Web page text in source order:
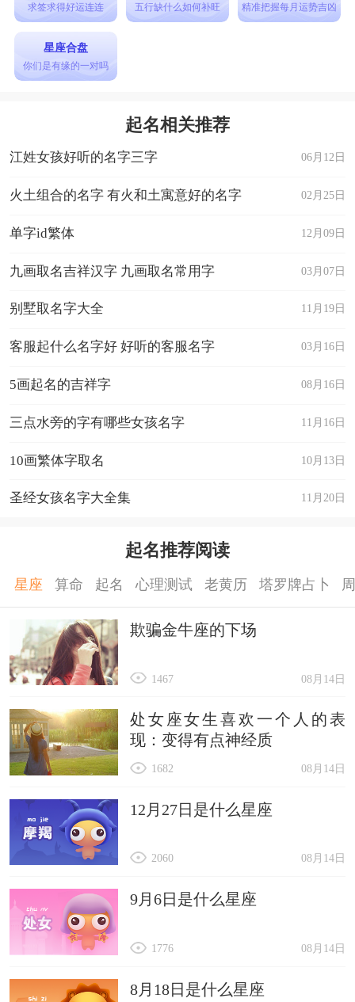
的字给男孩取名，要符合好名字的条件，那么选字
的时候，那些拥有着不好含义的草字头字就不要
用，应选择那些带有美好含义的字来给男孩取名。
芊，五行属木，本义草木茂盛的样子，用于人名，
寓意生机盎然、美丽坚强、生机勃勃、青春活力，
表示女孩健康活泼，生命力旺盛，充满活力。
为果实累累的样子。用于人名，寓意美丽漂亮、优
秀出众、善良顽强、气质出众、纯真美好。
慧、冰清玉洁、淡雅清爽、国色天香、品格高尚。
茹，五行属木，本义是指喂牛马。《诗·大雅·庶
《广雅·释诂二》：“茹·贪也。”进一步引申为贪、
恣。还可引申为包含、柔软、腐臭、猜度等义。用
萱，五行属木，本义萱草，多年生草本植物。花黄
红色，可供食 用和观赏。用于人名，寓意聪明美
丽、天生丽质、秀外慧中、高雅纯洁、兰心蕙质、
自由快乐、无忧无虑。
若，五行属木，本义是顺从或假设之意，通常在诗
尚的含义。用于人名，寓意寓意文雅、风度、气
质、美丽之义，给女孩取名，突显女孩温婉娇媚、
仙气飘飘的特质，让人心生怜爱。
求签求得好运连连 五行缺什么如何补旺 精准把握每月运势吉凶
星座合盘
你们是有缘的一对吗
起名相关推荐
06月12日
江姓女孩好听的名字三字
02月25日
火土组合的名字 有火和土寓意好的名字
12月09日
单字id繁体
03月07日
九画取名吉祥汉字 九画取名常用字
11月19日
别墅取名字大全
03月16日
客服起什么名字好 好听的客服名字
08月16日
5画起名的吉祥字
11月16日
三点水旁的字有哪些女孩名字
10月13日
10画繁体字取名
11月20日
圣经女孩名字大全集
起名推荐阅读
星座 算命 起名 心理测试 老黄历 塔罗牌占卜
欺骗金牛座的下场
08月14日
1467
处女座女生喜欢一个人的表
现：变得有点神经质
08月14日
1682
12月27日是什么星座
08月14日
2060
9月6日是什么星座
08月14日
1776
8月18日是什么星座